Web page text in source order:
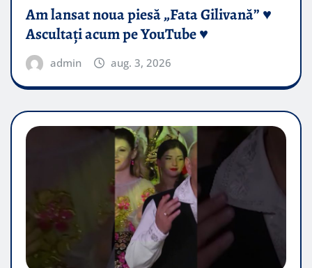
Am lansat noua piesă „Fata Gilivană” ♥️
Ascultați acum pe YouTube ♥️
admin aug. 3, 2026